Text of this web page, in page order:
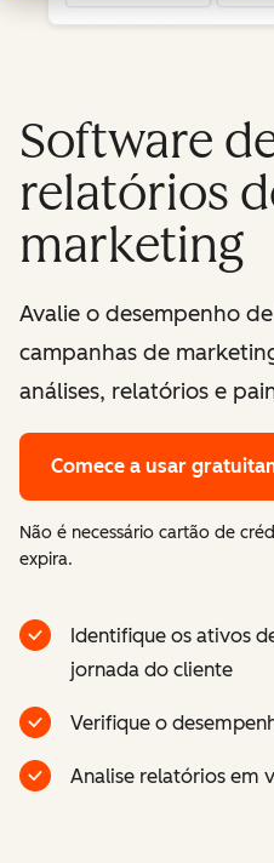
Software
relatórios
marketing
Avalie o desempenho
campanhas de
análises, relatórios e
Comece a usar
Não é necessário cartão de
expira.
Identifique os ativos
jornada do cliente
Verifique o
Analise relatórios em